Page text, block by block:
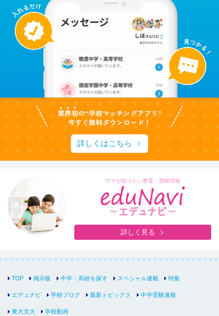
詳しくはこちら
ママが知りたい教育・受験情報
詳しく見る
TOP 掲示板 中学・高校を探す スペシャル連載 特集
エデュナビ 学校ブログ 最新トピックス 中学受験速報
東大京大 学校動画